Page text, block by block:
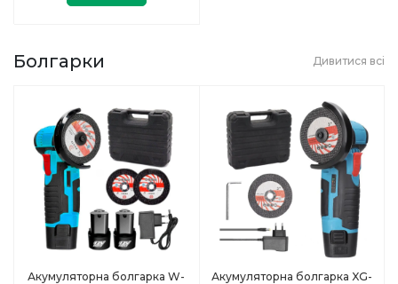
Болгарки Дивитися всі
Акумуляторна болгарка W-
Акумуляторна болгарка XG-